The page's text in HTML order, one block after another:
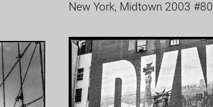
New York, Midtown 2003 #80